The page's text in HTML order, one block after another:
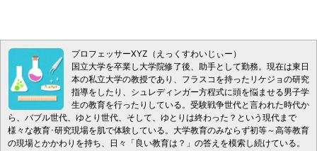
プロフェッサーXYZ（えっくすわいじぃー）
国立大学を卒業し大学院修了後、助手として勤務。現在は東日
本の私立大学の教授であり、フラスコを持ったリケジョの研究
指導をしたり、シュレディンガー方程式に頭を悩ませる男子学
生の教育を行ったりしている。受験戦争世代と言われた時代か
ら、バブル世代、ゆとり世代、そして、ゆとりは終わった？という現代まで
様々な教育･研究現場を肌で体験している。大学教育のみならず初等～高等教育
の現場とかかわりを持ち、日々「良い教育は？」の答えを模索し続けている。